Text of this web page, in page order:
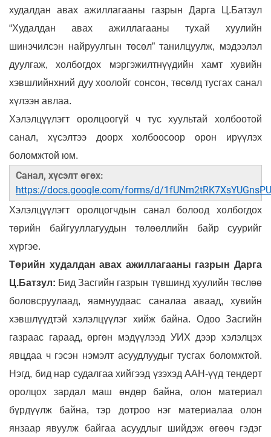
худалдан авах ажиллагааны газрын Дарга Ц.Батзул
“Худалдан авах ажиллагааны тухай хуулийн
шинэчилсэн найруулгын төсөл” танилцуулж, мэдээлэл
дуулгаж, холбогдох мэргэжилтнүүдийн хамт хувийн
хэвшлийнхний дуу хоолойг сонсон, төсөлд тусгах санал
хүлээн авлаа.
Хэлэлцүүлэгт оролцоогүй ч тус хуультай холбоотой
санал, хүсэлтээ доорх холбоосоор орон ирүүлэх
боломжтой юм.
Санал, хүсэлт өгөх:
https://docs.google.com/forms/d/
Хэлэлцүүлэгт оролцогчдын санал болоод холбогдох
төрийн байгууллагуудын төлөөллийн байр суурийг
хүргэе.
Төрийн худалдан авах ажиллагааны газрын Дарга
Ц.Батзул: Бид Засгийн газрын түвшинд хуулийн төслөө
боловсруулаад, яамнуудаас саналаа аваад, хувийн
хэвшлүүдтэй хэлэлцүүлэг хийж байна. Одоо Засгийн
газраас гараад, өргөн мэдүүлээд УИХ дээр хэлэлцэх
явцдаа ч гэсэн нэмэлт асуудлуудыг тусгах боломжтой.
Нэгд, бид нар судалгаа хийгээд үзэхэд ААН-үүд тендерт
оролцох зардал маш өндөр байна, олон материал
бүрдүүлж байна, тэр дотроо нэг материалаа олон
янзаар явуулж байгаа асуудлыг шийдэж өгөөч гэдэг